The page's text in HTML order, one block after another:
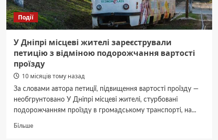
пішла
до
суду
Події
У Дніпрі місцеві жителі зареєстрували
петицію з відміною подорожчання вартості
проїзду
10 місяців тому назад
За словами автора петиції, підвищення вартості проїзду —
необгрунтовано У Дніпрі місцеві жителі, стурбовані
подорожчанням проїзду в громадському транспорті, на...
БільшеДокладніше